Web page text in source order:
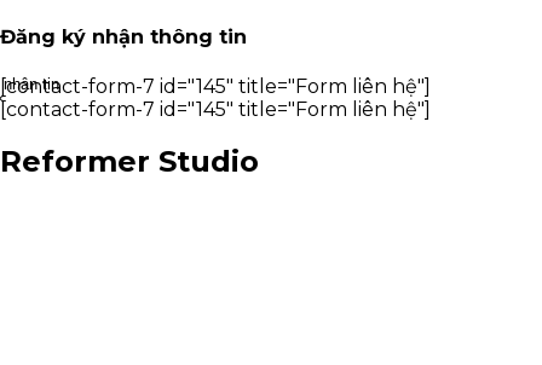
Đăng ký nhận thông tin
[contact-form-7 id="145" title="Form liên hệ"]
tin
[contact-form-7 id="145" title="Form liên hệ"]
Reformer Studio